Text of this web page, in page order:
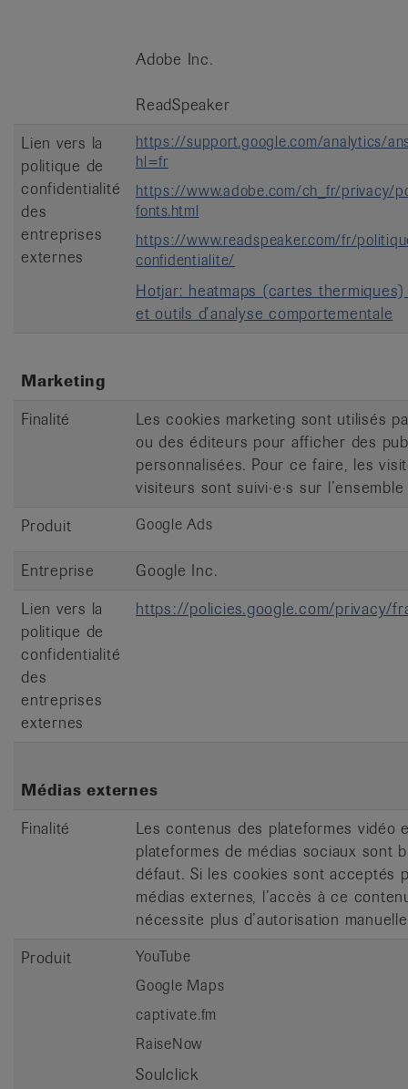
Adobe Inc.
ReadSpeaker
Lien vers la
politique de
confidentialité
des
entreprises
externes
https://support.google.com/analytics/
hl=fr
https://www.adobe.com/ch_fr/privacy/
fonts.html
https://www.readspeaker.com/fr/
confidentialite/
Hotjar: heatmaps (cartes
et outils d’analyse comportementale
Marketing
Finalité
Les cookies marketing sont utilisés
ou des éditeurs pour afficher des
personnalisées. Pour ce faire, les
visiteurs sont suivi·e·s sur
Produit
Google Ads
Entreprise
Google Inc.
Lien vers la
politique de
confidentialité
des
entreprises
externes
https://policies.google.com/privacy/
Médias externes
Finalité
Les contenus des plateformes vidéo
plateformes de médias sociaux sont
défaut. Si les cookies sont acceptés
médias externes, l’accès à ce
nécessite plus d’autorisation
Produit
YouTube
Google Maps
captivate.fm
RaiseNow
Soulclick